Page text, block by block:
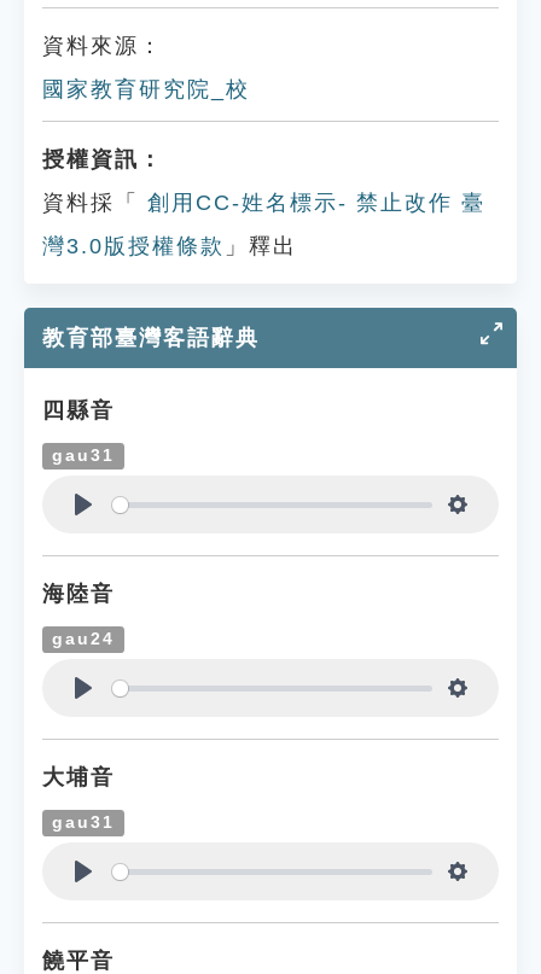
資料來源：
國家教育研究院_校
授權資訊：
資料採「
創用CC-姓名標示- 禁止改作 臺
灣3.0版授權條款 」釋出
教育部臺灣客語辭典
四縣音
gau31
海陸音
gau24
大埔音
gau31
饒平音